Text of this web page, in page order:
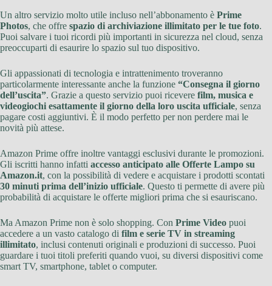
Un altro servizio molto utile incluso nell’abbonamento è Prime
Photos, che offre spazio di archiviazione illimitato per le tue foto.
Puoi salvare i tuoi ricordi più importanti in sicurezza nel cloud, senza
preoccuparti di esaurire lo spazio sul tuo dispositivo.
Gli appassionati di tecnologia e intrattenimento troveranno
particolarmente interessante anche la funzione “Consegna il giorno
dell’uscita”. Grazie a questo servizio puoi ricevere film, musica e
videogiochi esattamente il giorno della loro uscita ufficiale, senza
pagare costi aggiuntivi. È il modo perfetto per non perdere mai le
novità più attese.
Amazon Prime offre inoltre vantaggi esclusivi durante le promozioni.
Gli iscritti hanno infatti accesso anticipato alle Offerte Lampo su
Amazon.it, con la possibilità di vedere e acquistare i prodotti scontati
30 minuti prima dell’inizio ufficiale. Questo ti permette di avere più
probabilità di acquistare le offerte migliori prima che si esauriscano.
Ma Amazon Prime non è solo shopping. Con Prime Video puoi
accedere a un vasto catalogo di film e serie TV in streaming
illimitato, inclusi contenuti originali e produzioni di successo. Puoi
guardare i tuoi titoli preferiti quando vuoi, su diversi dispositivi come
smart TV, smartphone, tablet o computer.